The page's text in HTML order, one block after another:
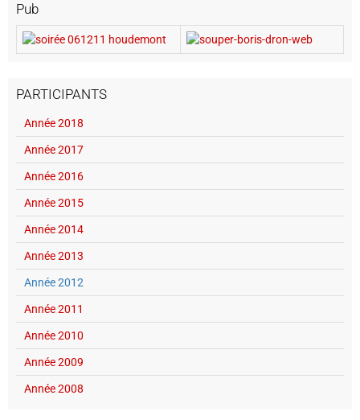
Pub
PARTICIPANTS
Année 2018
Année 2017
Année 2016
Année 2015
Année 2014
Année 2013
Année 2012
Année 2011
Année 2010
Année 2009
Année 2008